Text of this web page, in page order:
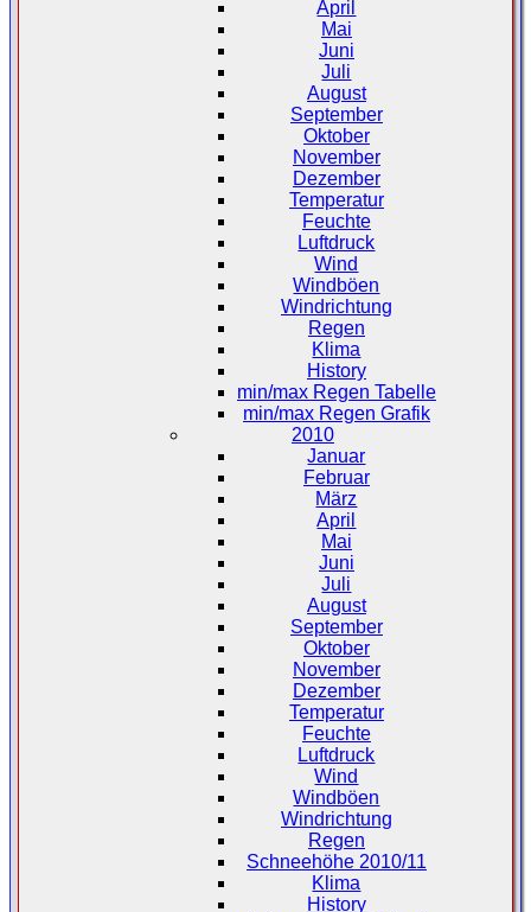
April
Mai
Juni
Juli
August
September
Oktober
November
Dezember
Temperatur
Feuchte
Luftdruck
Wind
Windböen
Windrichtung
Regen
Klima
History
min/max Regen Tabelle
min/max Regen Grafik
2010
Januar
Februar
März
April
Mai
Juni
Juli
August
September
Oktober
November
Dezember
Temperatur
Feuchte
Luftdruck
Wind
Windböen
Windrichtung
Regen
Schneehöhe 2010/11
Klima
History